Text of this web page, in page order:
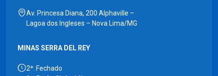
Av. Princesa Diana, 200 Alphaville –
Lagoa dos Ingleses – Nova Lima/MG
MINAS SERRA DEL REY
2ª: Fechado